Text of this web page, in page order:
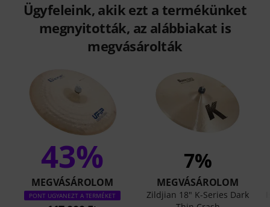
Ügyfeleink, akik ezt a termékünket
megnyitották, az alábbiakat is
megvásárolták
43%
MEGVÁSÁROLOM
PONT UGYANEZT A TERMÉKET
7%
MEGVÁSÁROLOM
Zildjian 18" K-Series Dark